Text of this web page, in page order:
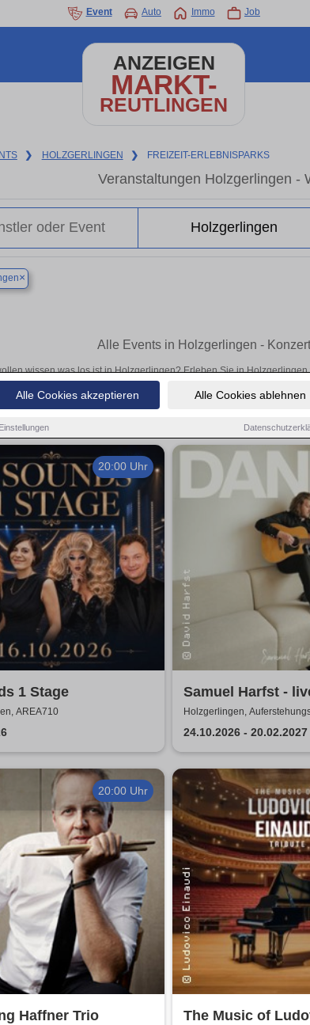
Alle Cookies akzeptieren Alle Cookies ablehnen
Einstellungen
Event Auto Immo Job
ANZEIGEN
MARKT-
REUTLINGEN
❯ HOLZGERLINGEN ❯ FREIZEIT-ERLEBNISPARKS
Veranstaltungen Holzgerlingen -
×
Alle Events in Holzgerlingen -
wissen was los ist in Holzgerlingen? Erleben Sie in
Theateraufführungen oder aufregende Veranstaltungen in
20:00 Uhr
1 Stage
AREA710
Samuel Harfst -
Holzgerlingen,
24.10.2026 - 20.02.2027
20:00 Uhr
Haffner Trio
The Music of